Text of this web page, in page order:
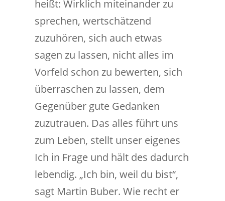
heißt: Wirklich miteinander zu
sprechen, wertschätzend
zuzuhören, sich auch etwas
sagen zu lassen, nicht alles im
Vorfeld schon zu bewerten, sich
überraschen zu lassen, dem
Gegenüber gute Gedanken
zuzutrauen. Das alles führt uns
zum Leben, stellt unser eigenes
Ich in Frage und hält des dadurch
lebendig. „Ich bin, weil du bist“,
sagt Martin Buber. Wie recht er